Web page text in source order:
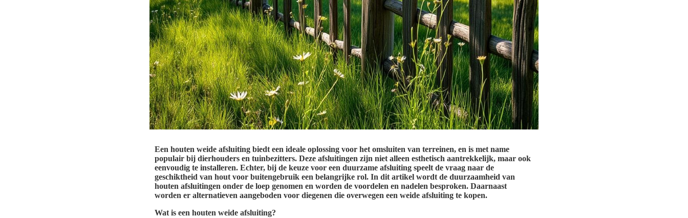
Een houten weide afsluiting biedt een ideale oplossing voor het omsluiten van terreinen, en is met name
populair bij dierhouders en tuinbezitters. Deze afsluitingen zijn niet alleen esthetisch aantrekkelijk, maar ook
eenvoudig te installeren. Echter, bij de keuze voor een duurzame afsluiting speelt de vraag naar de
geschiktheid van hout voor buitengebruik een belangrijke rol. In dit artikel wordt de duurzaamheid van
houten afsluitingen onder de loep genomen en worden de voordelen en nadelen besproken. Daarnaast
worden er alternatieven aangeboden voor diegenen die overwegen een weide afsluiting te kopen.
Wat is een houten weide afsluiting?